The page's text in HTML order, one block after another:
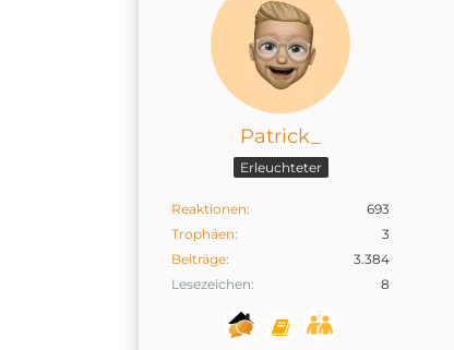
Patrick_
Erleuchteter
Reaktionen
693
Trophäen
3
Beiträge
3.384
Lesezeichen
8